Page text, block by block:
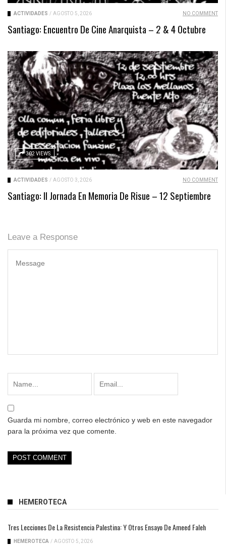
ACTIVIDADES / AGOSTO 5, 2026 NO COMMENT
Santiago: Encuentro De Cine Anarquista – 2 & 4 Octubre
302 VIEWS
ACTIVIDADES / AGOSTO 3, 2026 NO COMMENT
Santiago: II Jornada En Memoria De Risue – 12 Septiembre
Leave a Response
Guarda mi nombre, correo electrónico y web en este navegador
para la próxima vez que comente.
HEMEROTECA
Tres Lecciones De La Resistencia Palestina: Y Otros Ensayo De Ameed Faleh
HEMEROTECA / AGOSTO 5, 2026